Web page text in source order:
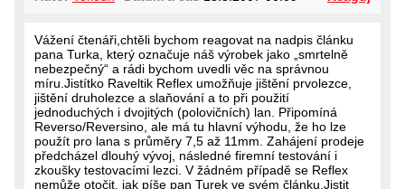
Vážení čtenáři,chtěli bychom reagovat na nadpis článku
pana Turka, který označuje náš výrobek jako „smrtelně
nebezpečný“ a rádi bychom uvedli věc na správnou
míru.Jistítko Raveltik Reflex umožňuje jištění prvolezce,
jištění druholezce a slaňování a to při použití
jednoduchých i dvojitých (polovičních) lan. Připomíná
Reverso/Reversino, ale má tu hlavní výhodu, že ho lze
použít pro lana s průměry 7,5 až 11mm. Zahájení prodeje
předcházel dlouhý vývoj, následné firemní testování i
zkoušky testovacími lezci. V žádném případě se Reflex
nemůže otočit, jak píše pan Turek ve svém článku.Jistit